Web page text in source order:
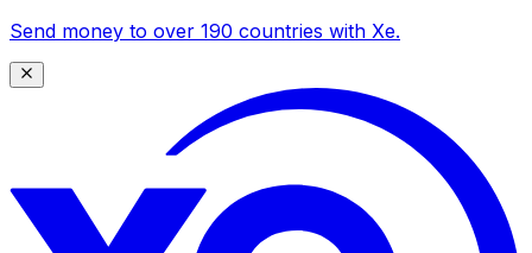
Send money to over 190 countries with Xe.